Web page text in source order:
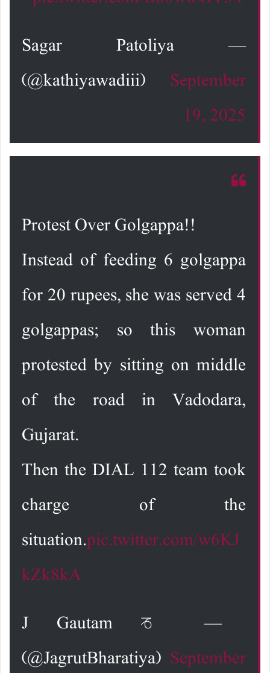
— Sagar Patoliya
(@kathiyawadiii) September
19, 2025
Protest Over Golgappa!!
Instead of feeding 6 golgappa
for 20 rupees, she was served 4
golgappas; so this woman
protested by sitting on middle
of the road in Vadodara,
Gujarat.
Then the DIAL 112 team took
charge of the
situation.pic.twitter.com/w6KJ
kZk8kA
— J Gautam ♑️
(@JagrutBharatiya) September